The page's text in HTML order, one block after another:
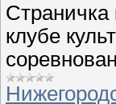
Страничка
клубе